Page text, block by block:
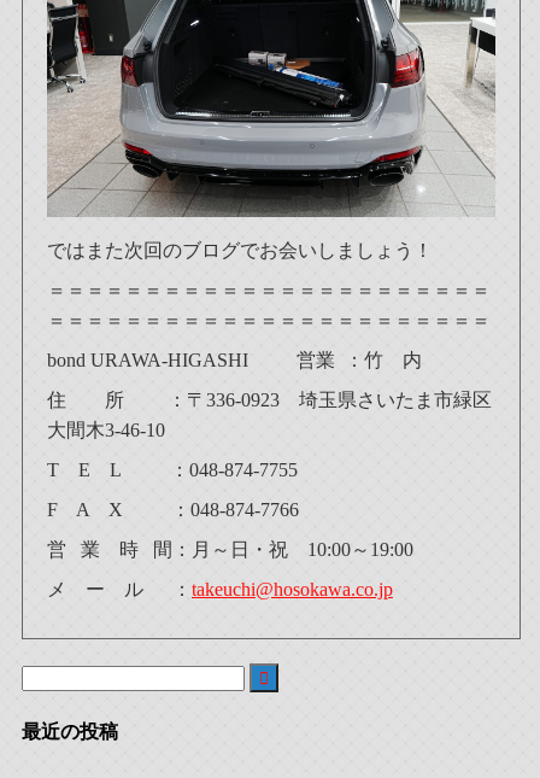
ではまた次回のブログでお会いしましょう！
＝＝＝＝＝＝＝＝＝＝＝＝＝＝＝＝＝＝＝＝＝＝＝
＝＝＝＝＝＝＝＝＝＝＝＝＝＝＝＝＝＝＝＝＝＝＝
bond URAWA-HIGASHI 営業 ：竹 内
住 所 ：〒336-0923 埼玉県さいたま市緑区
大間木3-46-10
T E L ：048-874-7755
F A X ：048-874-7766
営 業 時 間：月～日・祝 10:00～19:00
メ ー ル ： takeuchi@hosokawa.co.jp

最近の投稿